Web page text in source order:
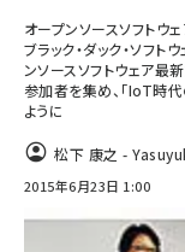
オープンソースソフトウ
ブラック・ダック・ソフ
ンソースソフトウェア最
参加者を集め、「IoT時
ように
松下 康之 -
2015年6月23日 1:00